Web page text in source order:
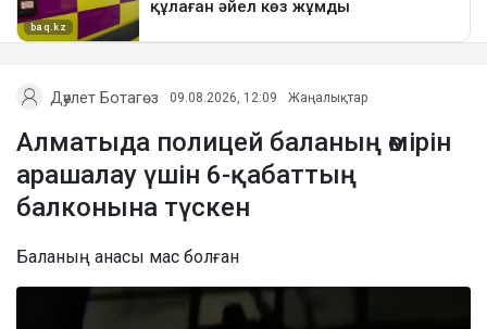
Дәулет Ботагөз 09.08.2026, 12:09 Жаңалықтар
Алматыда полицей баланың өмірін
арашалау үшін 6-қабаттың
балконына түскен
Баланың анасы мас болған